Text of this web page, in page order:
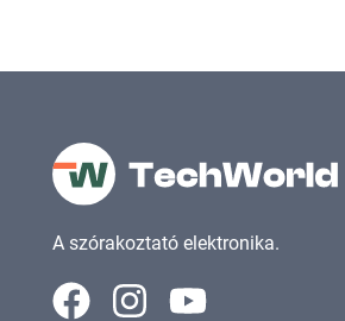
A szórakoztató elektronika.